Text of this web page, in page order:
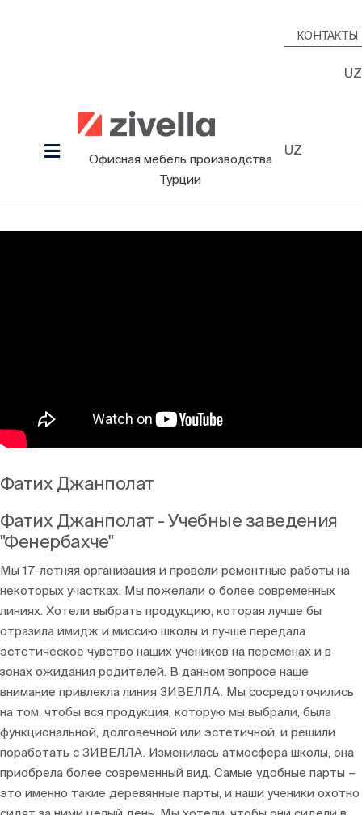
КОНТАКТЫ
UZ
Toggle
Продукция
Наша культура
Офисная мебель производства
Турции
UZ
Фатих Джанполат
Фатих Джанполат - Учебные заведения
"Фенербахче"
Мы 17-летняя организация и провели ремонтные работы на
некоторых участках. Мы пожелали о более современных
линиях. Хотели выбрать продукцию, которая лучше бы
отразила имидж и миссию школы и лучше передала
эстетическое чувство наших учеников на переменах и в
зонах ожидания родителей. В данном вопросе наше
внимание привлекла линия ЗИВЕЛЛА. Мы сосредоточились
на том, чтобы вся продукция, которую мы выбрали, была
функциональной, долговечной или эстетичной, и решили
поработать с ЗИВЕЛЛА. Изменилась атмосфера школы, она
приобрела более современный вид. Самые удобные парты –
это именно такие деревянные парты, и наши ученики охотно